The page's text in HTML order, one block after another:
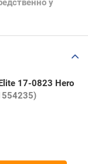
у
17-0823 Hero